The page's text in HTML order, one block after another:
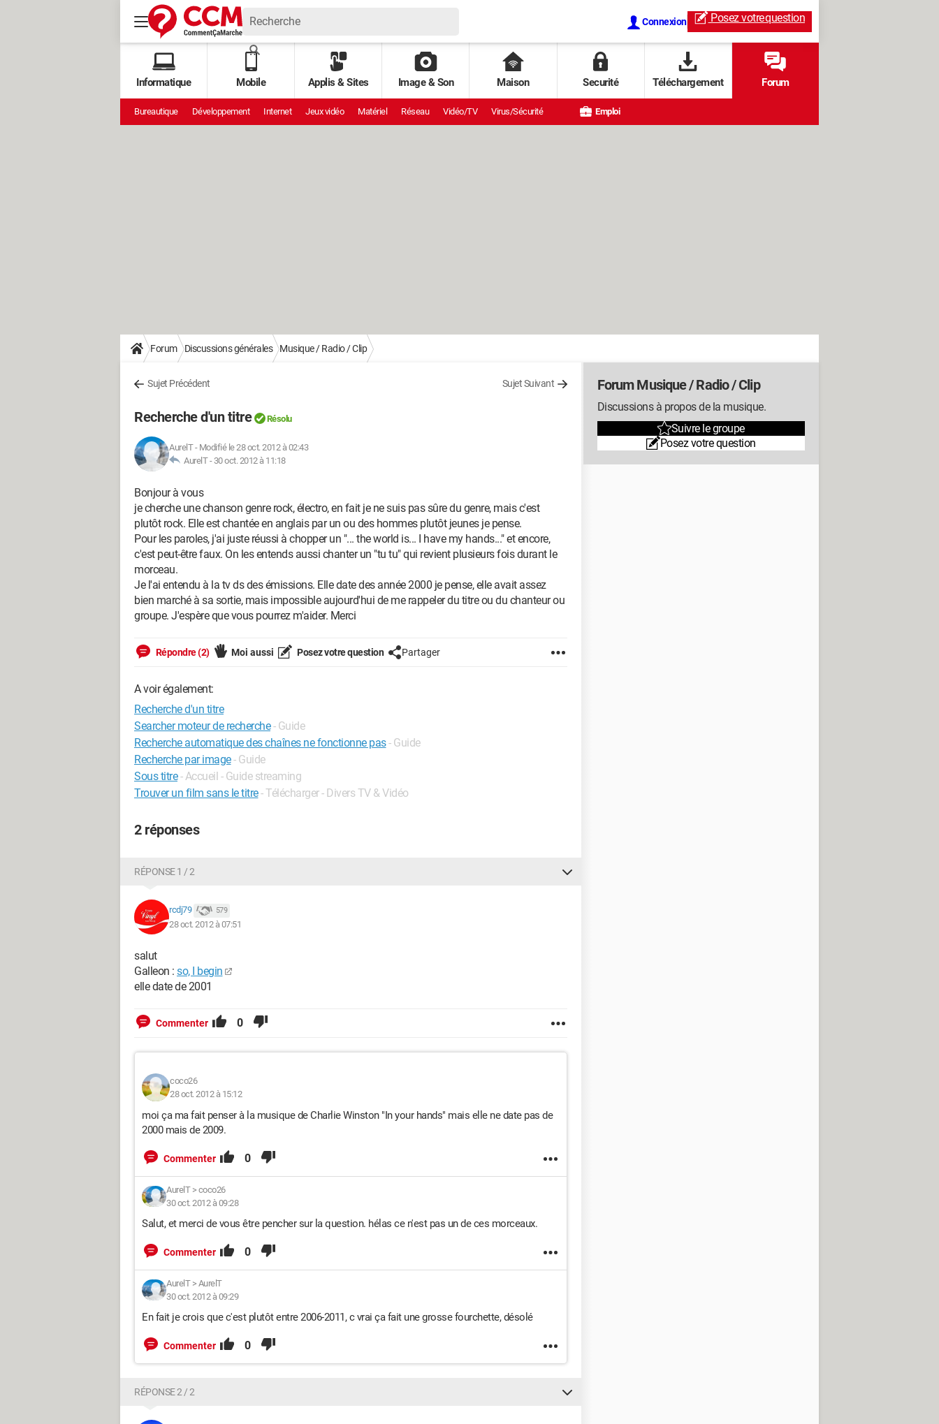
Connexion Posez votrequestion
Informatique Mobile Applis & Sites Image & Son Maison Securité Téléchargement Forum
Bureautique Développement Internet Jeux vidéo Matériel Réseau Vidéo/TV Virus/Sécurité Emploi
Forum Discussions générales Musique / Radio / Clip
Sujet Précédent Sujet Suivant
Recherche d'un titre Résolu
AurelT- Modifié le 28 oct. 2012 à 02:43
AurelT - 30 oct. 2012 à 11:18
Bonjour à vous
je cherche une chanson genre rock, électro, en fait je ne suis pas sûre du genre, mais c'est
plutôt rock. Elle est chantée en anglais par un ou des hommes plutôt jeunes je pense.
Pour les paroles, j'ai juste réussi à chopper un "... the world is... I have my hands..." et encore,
c'est peut-être faux. On les entends aussi chanter un "tu tu" qui revient plusieurs fois durant le
morceau.
Je l'ai entendu à la tv ds des émissions. Elle date des année 2000 je pense, elle avait assez
bien marché à sa sortie, mais impossible aujourd'hui de me rappeler du titre ou du chanteur ou
groupe. J'espère que vous pourrez m'aider. Merci
Répondre (2) Moi aussi Posez votre question Partager
A voir également:
Recherche d'un titre
Searcher moteur de recherche - Guide
Recherche automatique des chaînes ne fonctionne pas- Guide
Recherche par image- Guide
Sous titre - Accueil - Guide streaming
Trouver un film sans le titre- Télécharger - Divers TV & Vidéo
2 réponses
RÉPONSE 1 / 2
rcdj79 579
28 oct. 2012 à 07:51
salut
Galleon : so, I begin
elle date de 2001
Commenter 0
coco26
28 oct. 2012 à 15:12
moi ça ma fait penser à la musique de Charlie Winston "In your hands" mais elle ne date pas de
2000 mais de 2009.
Commenter 0
AurelT> coco26
30 oct. 2012 à 09:28
Salut, et merci de vous être pencher sur la question. hélas ce n'est pas un de ces morceaux.
Commenter 0
AurelT> AurelT
30 oct. 2012 à 09:29
En fait je crois que c'est plutôt entre 2006-2011, c vrai ça fait une grosse fourchette, désolé
Commenter 0
RÉPONSE 2 / 2
Forum Musique / Radio / Clip
Discussions à propos de la musique.
Suivre le groupe
Posez votre question